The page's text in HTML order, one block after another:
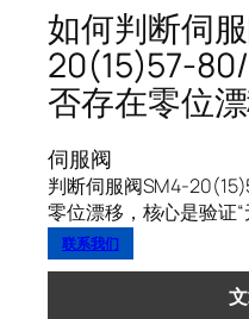
如何判断伺
20(15)57-
否存在零位
伺服阀
判断伺服阀SM4-
零位漂移，核心是验证
联系我们